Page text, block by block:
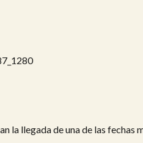
la llegada de una de las fechas